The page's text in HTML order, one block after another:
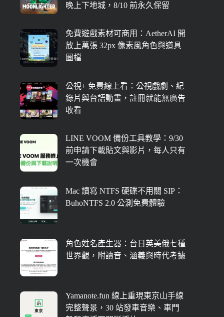
晚上下地城，8/10 前永久保留
免費遊戲素材可商用：AetherAI 開
放上萬張 32px 像素風角色與道具
圖檔
公視+ 免費線上看：公視戲劇、紀
錄片與台語動畫，註冊就能無廣告
收看
LINE VOOM 備份工具教學：9/30
前申請下載貼文與影片，每人只有
一次機會
Mac 讀寫 NTFS 硬碟不用關 SIP：
BuhoNTFS 2.0 公測免費體驗
角色姓名產生器：台日英美俄七種
世界觀，附讀音、涵義與時代考據
Yamanote.fun 線上重現東京山手線
完整聲景，30 站發車音樂、車門